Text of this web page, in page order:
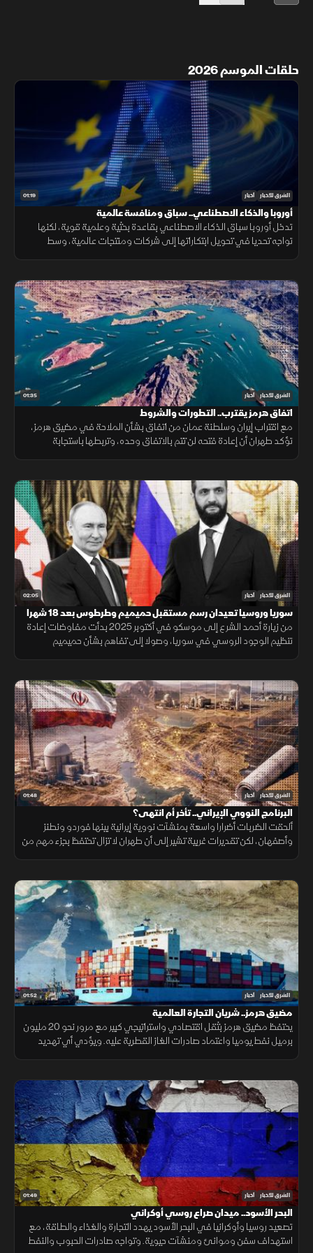
حلقات الموسم 2026
01:19 الشرق للأخبار أخبار
أوروبا والذكاء الاصطناعي.. سباق ومنافسة عالمية
تدخل أوروبا سباق الذكاء الاصطناعي بقاعدة بحثية وعلمية قوية، لكنها
تواجه تحديا في تحويل ابتكاراتها إلى شركات ومنتجات عالمية، وسط
01:35 الشرق للأخبار أخبار
اتفاق هرمز يقترب.. التطورات والشروط
مع اقتراب إيران وسلطنة عمان من اتفاق بشأن الملاحة في مضيق هرمز،
تؤكد طهران أن إعادة فتحه لن تتم بالاتفاق وحده، وتربطها باستجابة
02:05 الشرق للأخبار أخبار
سوريا وروسيا تعيدان رسم مستقبل حميميم وطرطوس بعد 18 شهرا
من زيارة أحمد الشرع إلى موسكو في أكتوبر 2025 بدأت مفاوضات إعادة
تنظيم الوجود الروسي في سوريا، وصولا إلى تفاهم بشأن حميميم
01:48 الشرق للأخبار أخبار
البرنامج النووي الإيراني.. تأخر أم انتهى؟
ألحقت الضربات أضرارا واسعة بمنشآت نووية إيرانية بينها فوردو ونطنز
وأصفهان، لكن تقديرات غربية تشير إلى أن طهران لا تزال تحتفظ بجزء مهم من
01:52 الشرق للأخبار أخبار
مضيق هرمز.. شريان التجارة العالمية
يحتفظ مضيق هرمز بثقل اقتصادي واستراتيجي كبير مع مرور نحو 20 مليون
برميل نفط يوميا واعتماد صادرات الغاز القطرية عليه. ويؤدي أي تهديد
01:49 الشرق للأخبار أخبار
البحر الأسود.. ميدان صراع روسي أوكراني
تصعيد روسيا وأوكرانيا في البحر الأسود يهدد التجارة والغذاء والطاقة، مع
استهداف سفن وموانئ ومنشآت حيوية. وتواجه صادرات الحبوب والنفط